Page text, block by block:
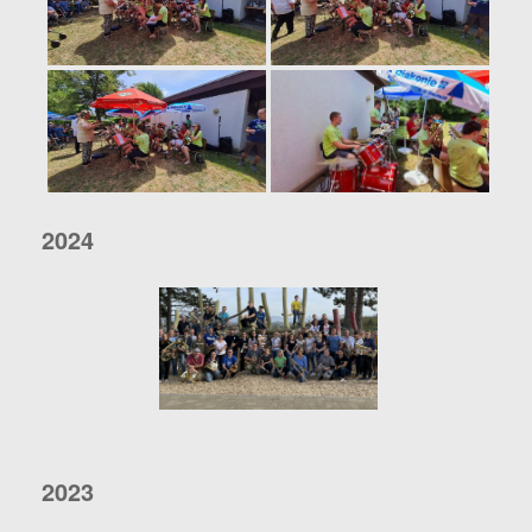
2024
2023